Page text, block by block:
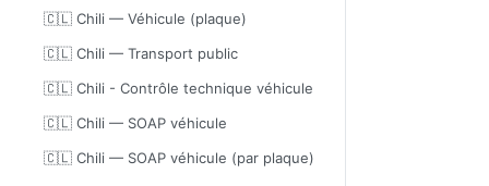
🇨🇱 Chili — Véhicule (plaque)
🇨🇱 Chili — Transport public
🇨🇱 Chili - Contrôle technique véhicule
🇨🇱 Chili — SOAP véhicule
🇨🇱 Chili — SOAP véhicule (par plaque)